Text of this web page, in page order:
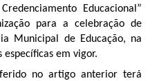
Educacional”
para a celebração de
Municipal de Educação, na
em vigor.
no artigo anterior terá